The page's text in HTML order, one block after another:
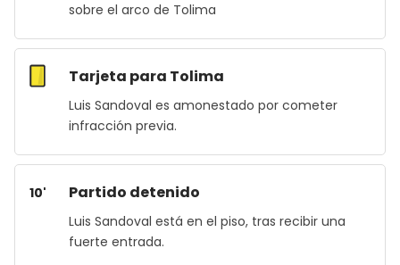
sobre el arco de Tolima
Tarjeta para Tolima
Luis Sandoval es amonestado por cometer
infracción previa.
10' Partido detenido
Luis Sandoval está en el piso, tras recibir una
fuerte entrada.